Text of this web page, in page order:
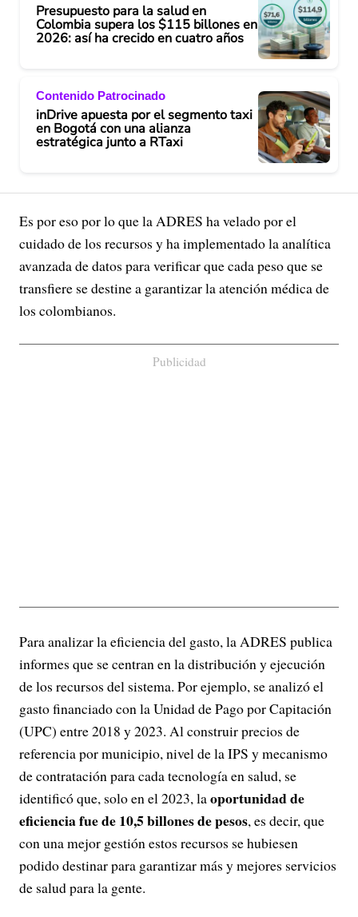
Presupuesto para la salud en
Colombia supera los $115 billones en
2026: así ha crecido en cuatro años
Contenido Patrocinado
inDrive apuesta por el segmento taxi
en Bogotá con una alianza
estratégica junto a RTaxi
Es por eso por lo que la ADRES ha velado por el
cuidado de los recursos y ha implementado la analítica
avanzada de datos para verificar que cada peso que se
transfiere se destine a garantizar la atención médica de
los colombianos.
Publicidad
Para analizar la eficiencia del gasto, la ADRES publica
informes que se centran en la distribución y ejecución
de los recursos del sistema. Por ejemplo, se analizó el
gasto financiado con la Unidad de Pago por Capitación
(UPC) entre 2018 y 2023. Al construir precios de
referencia por municipio, nivel de la IPS y mecanismo
de contratación para cada tecnología en salud, se
identificó que, solo en el 2023, laoportunidad de
eficiencia fue de 10,5 billones de pesos, es decir, que
con una mejor gestión estos recursos se hubiesen
podido destinar para garantizar más y mejores servicios
de salud para la gente.